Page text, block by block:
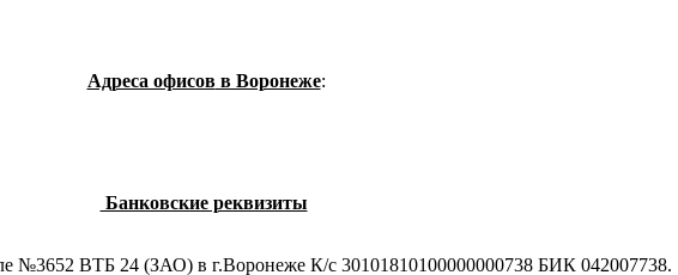
Адреса офисовв Воронеже:
Банковские реквизиты
№3652 ВТБ 24 (ЗАО) в г.Воронеже К/с 30101810100000000738 БИК 042007738.